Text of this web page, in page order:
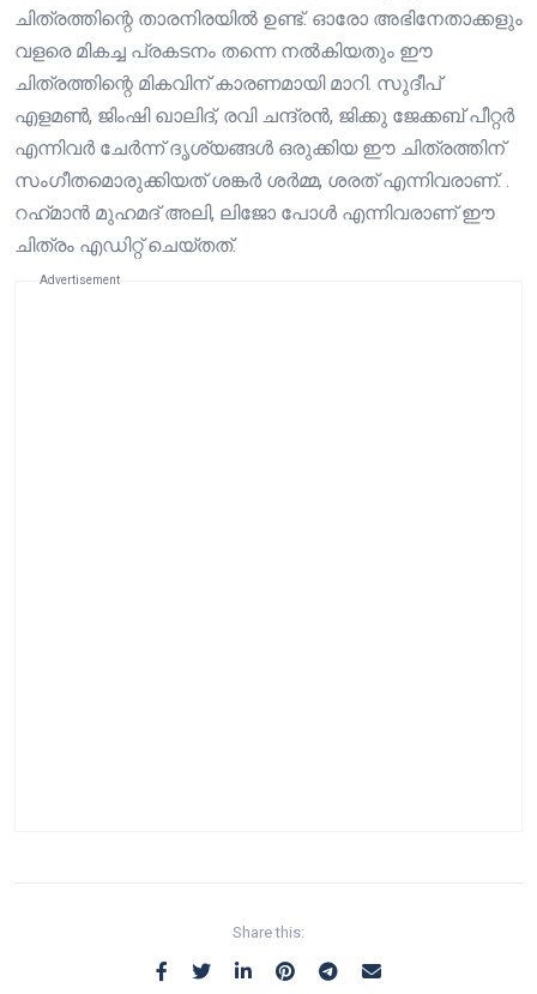
ചിത്രത്തിന്റെ താരനിരയിൽ ഉണ്ട്. ഓരോ അഭിനേതാക്കളും
വളരെ മികച്ച പ്രകടനം തന്നെ നൽകിയതും ഈ
ചിത്രത്തിന്റെ മികവിന് കാരണമായി മാറി. സുദീപ്
എളമൺ, ജിംഷി ഖാലിദ്, രവി ചന്ദ്രൻ, ജിക്കു ജേക്കബ് പീറ്റർ
എന്നിവർ ചേർന്ന് ദൃശ്യങ്ങൾ ഒരുക്കിയ ഈ ചിത്രത്തിന്
സംഗീതമൊരുക്കിയത് ശങ്കർ ശർമ്മ, ശരത് എന്നിവരാണ്. .
റഹ്‍മാൻ മുഹമദ് അലി, ലിജോ പോള്‍ എന്നിവരാണ് ഈ
ചിത്രം എഡിറ്റ് ചെയ്തത്.
Advertisement
Share this: